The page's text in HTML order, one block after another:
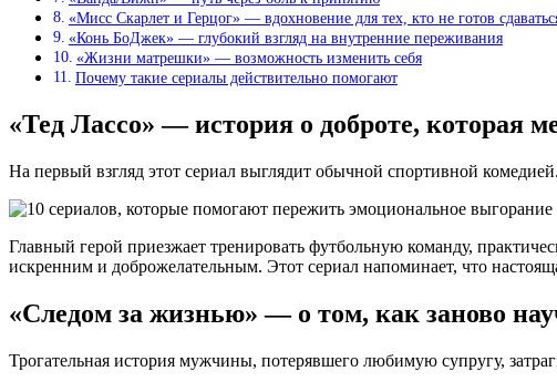
«Мисс Скарлет и Герцог» — вдохновение для тех, кто не готов
«Конь БоДжек» — глубокий взгляд на внутренние переживания
«Жизни матрешки» — возможность изменить себя
Почему такие сериалы действительно помогают
«Тед Лассо» — история о доброте, которая
На первый взгляд этот сериал выглядит обычной спортивной
Главный герой приезжает тренировать футбольную команду,
искренним и доброжелательным. Этот сериал напоминает, что
«Следом за жизнью» — о том, как заново
Трогательная история мужчины, потерявшего любимую супругу,